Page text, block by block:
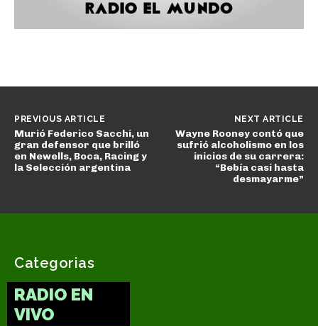
PREVIOUS ARTICLE
Murió Federico Sacchi, un
gran defensor que brilló
en Newells, Boca, Racing y
la Selección argentina
NEXT ARTICLE
Wayne Rooney contó que
sufrió alcoholismo en los
inicios de su carrera:
“Bebía casi hasta
desmayarme”
Categorias
RADIO EN
VIVO